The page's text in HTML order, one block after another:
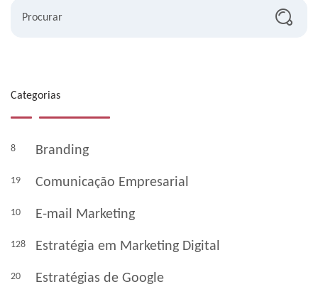
Categorias
8 Branding
19 Comunicação Empresarial
10 E-mail Marketing
128 Estratégia em Marketing Digital
20 Estratégias de Google